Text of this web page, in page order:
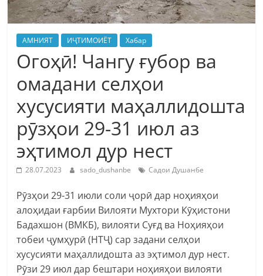
АМНИЯТ ИҶТИМОИЁТ Хабар
Огоҳӣ! Чангу ғубор ва
омадани селҳои
хусусияти маҳаллидошта
рӯзҳои 29-31 июл аз
эҳтимол дур нест
28.07.2023 sado_dushanbe Садои Душанбе
Рӯзҳои 29-31 июли соли ҷорӣ дар ноҳияҳои
алоҳидаи ғарбии Вилояти Мухтори Кӯҳистони
Бадахшон (ВМКБ), вилояти Суғд ва Ноҳияҳои
тобеи ҷумҳурӣ (НТҶ) сар задани селҳои
хусусияти маҳаллидошта аз эҳтимол дур нест.
Рӯзи 29 июл дар бештари ноҳияҳои вилояти